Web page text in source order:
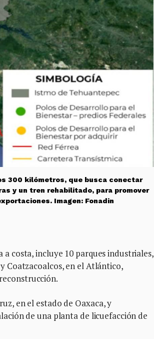
300 kilómetros, que busca conectar
y un tren rehabilitado, para promover
Imagen: Fonadin
costa, incluye 10 parques industriales,
Coatzacoalcos, en el Atlántico,
en el estado de Oaxaca, y
de una planta de licuefacción de